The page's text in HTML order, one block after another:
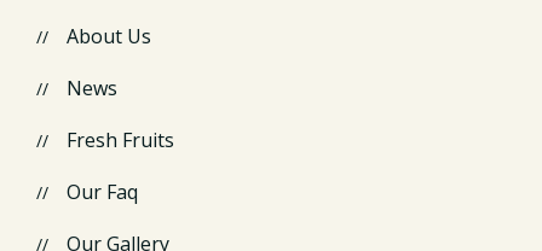
About Us
News
Fresh Fruits
Our Faq
Our Gallery